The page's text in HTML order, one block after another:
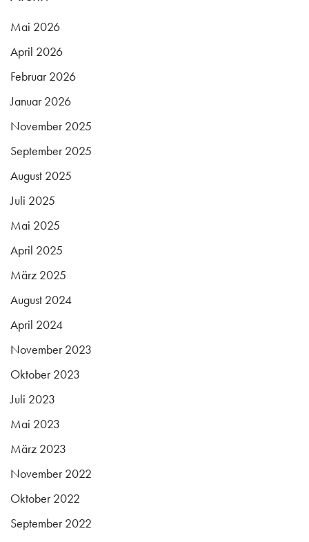
Mai 2026
April 2026
Februar 2026
Januar 2026
November 2025
September 2025
August 2025
Juli 2025
Mai 2025
April 2025
März 2025
August 2024
April 2024
November 2023
Oktober 2023
Juli 2023
Mai 2023
März 2023
November 2022
Oktober 2022
September 2022